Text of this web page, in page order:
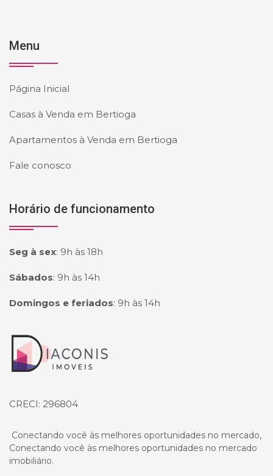
Menu
Página Inicial
Casas à Venda em Bertioga
Apartamentos à Venda em Bertioga
Fale conosco
Horário de funcionamento
Seg à sex: 9h às 18h
Sábados: 9h às 14h
Domingos e feriados: 9h às 14h
Página inicial
CRECI: 296804
Conectando você às melhores oportunidades no mercado,
Conectando você às melhores oportunidades no mercado
imobiliário.